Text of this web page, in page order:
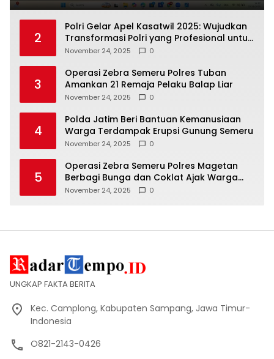
2
Polri Gelar Apel Kasatwil 2025: Wujudkan
Transformasi Polri yang Profesional untuk
Masyarakat
November 24, 2025 0
3
Operasi Zebra Semeru Polres Tuban
Amankan 21 Remaja Pelaku Balap Liar
November 24, 2025 0
4
Polda Jatim Beri Bantuan Kemanusiaan
Warga Terdampak Erupsi Gunung Semeru
November 24, 2025 0
5
Operasi Zebra Semeru Polres Magetan
Berbagi Bunga dan Coklat Ajak Warga
Tertib Lalin
November 24, 2025 0
UNGKAP FAKTA BERITA
Kec. Camplong, Kabupaten Sampang, Jawa Timur-
Indonesia
O821-2143-0426